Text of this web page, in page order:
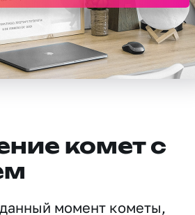
комет с
момент кометы,